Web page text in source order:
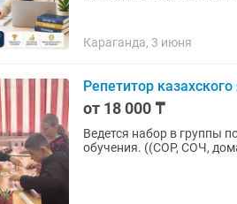
Караганда, 3 июня
Репетитор
от 18 000 ₸
Ведется набор в группы
обучения. ((СОР, СОЧ,